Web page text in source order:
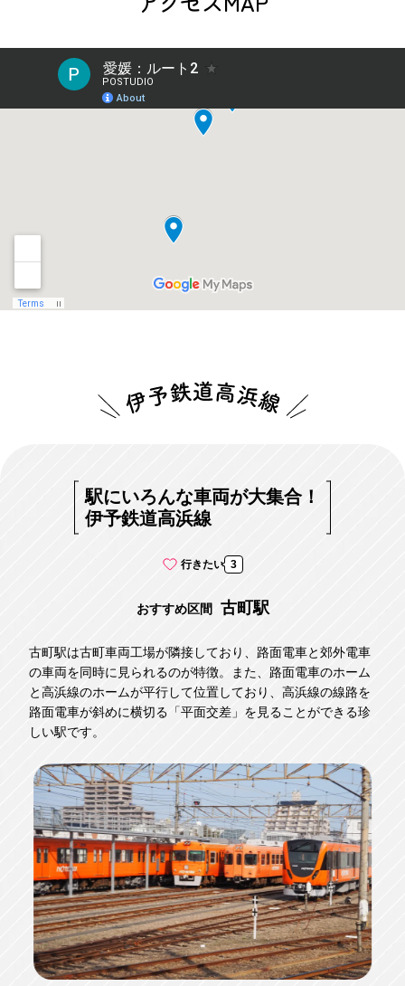
駅にいろんな車両が大集合！
伊予鉄道高浜線
行きたい 3
おすすめ区間 古町駅
古町駅は古町車両工場が隣接しており、路面電車と郊外電車
の車両を同時に見られるのが特徴。また、路面電車のホーム
と高浜線のホームが平行して位置しており、高浜線の線路を
路面電車が斜めに横切る「平面交差」を見ることができる珍
しい駅です。